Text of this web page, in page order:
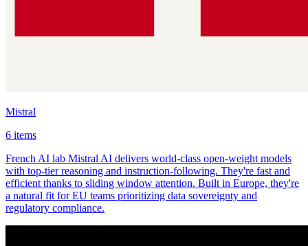
Mistral
6 items
French AI lab Mistral AI delivers world-class open-weight models
with top-tier reasoning and instruction-following. They're fast and
efficient thanks to sliding window attention. Built in Europe, they're
a natural fit for EU teams prioritizing data sovereignty and
regulatory compliance.